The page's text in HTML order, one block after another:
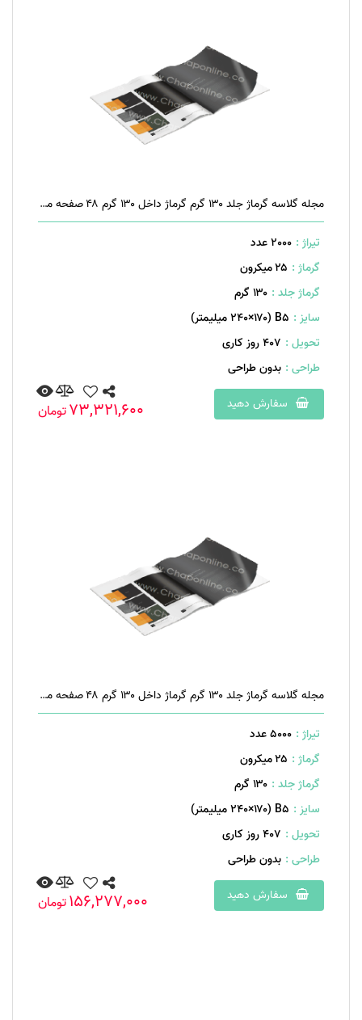
مجله گلاسه گرماژ جلد ۱۳۰ گرم گرماژ داخل ۱۳۰ گرم ۴۸ صفحه منگنه تخت
تیراژ : 2000 عدد
گرماژ : ۲۵ میکرون
گرماژ جلد : ۱۳۰ گرم
سایز : B۵ (۲۴۰×۱۷۰ میلیمتر)
تحویل : 407 روز کاری
طراحی : بدون طراحی
سفارش دهید
73,321,600تومان
مجله گلاسه گرماژ جلد ۱۳۰ گرم گرماژ داخل ۱۳۰ گرم ۴۸ صفحه منگنه تخت
تیراژ : 5000 عدد
گرماژ : ۲۵ میکرون
گرماژ جلد : ۱۳۰ گرم
سایز : B۵ (۲۴۰×۱۷۰ میلیمتر)
تحویل : 407 روز کاری
طراحی : بدون طراحی
سفارش دهید
156,277,000تومان